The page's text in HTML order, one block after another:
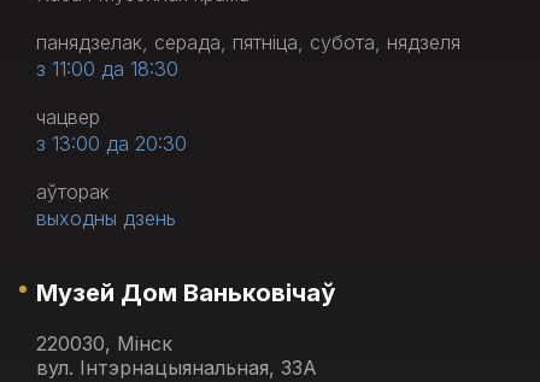
панядзелак, серада, пятніца, субота, нядзеля
з 11:00 да 18:30
чацвер
з 13:00 да 20:30
аўторак
выходны дзень
Музей Дом Ваньковічаў
220030, Мінск
вул. Інтэрнацыянальная, 33А